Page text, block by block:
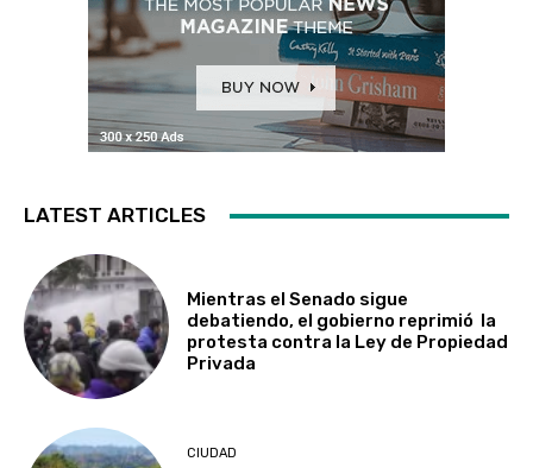
LATEST ARTICLES
Mientras el Senado sigue
debatiendo, el gobierno reprimió la
protesta contra la Ley de Propiedad
Privada
CIUDAD